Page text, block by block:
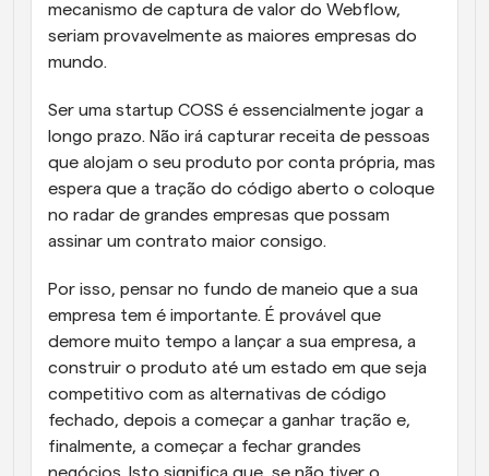
mecanismo de captura de valor do Webflow,
seriam provavelmente as maiores empresas do
mundo.
Ser uma startup COSS é essencialmente jogar a
longo prazo. Não irá capturar receita de pessoas
que alojam o seu produto por conta própria, mas
espera que a tração do código aberto o coloque
no radar de grandes empresas que possam
assinar um contrato maior consigo.
Por isso, pensar no fundo de maneio que a sua
empresa tem é importante. É provável que
demore muito tempo a lançar a sua empresa, a
construir o produto até um estado em que seja
competitivo com as alternativas de código
fechado, depois a começar a ganhar tração e,
finalmente, a começar a fechar grandes